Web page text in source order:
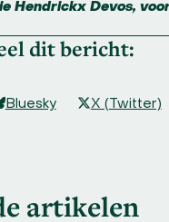
Hendrickx Devos,
dit bericht:
Bluesky X (Twitter)
artikelen